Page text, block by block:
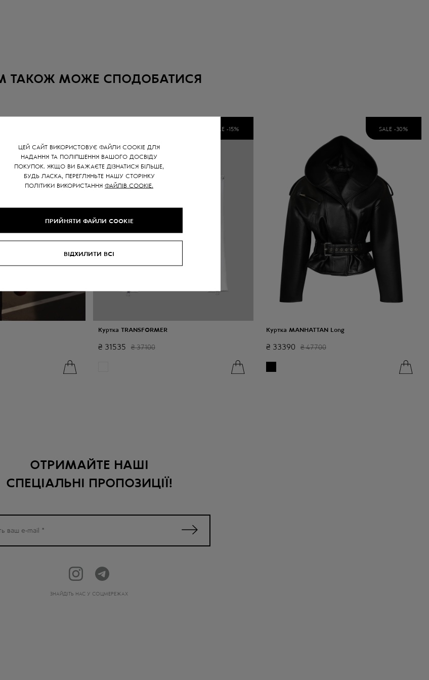
ЦЕЙ САЙТ ВИКОРИСТОВУЄ ФАЙЛИ COOKIE ДЛЯ
НАДАННЯ ТА ПОЛІПШЕННЯ ВАШОГО ДОСВІДУ
ПОКУПОК. ЯКЩО ВИ БАЖАЄТЕ ДІЗНАТИСЯ БІЛЬШЕ,
БУДЬ ЛАСКА, ПЕРЕГЛЯНЬТЕ НАШУ СТОРІНКУ
ПОЛІТИКИ ВИКОРИСТАННЯ ФАЙЛІВ COOKIE.
ПРИЙНЯТИ ФАЙЛИ COOKIE
ВІДХИЛИТИ ВСІ
ТАКОЖ МОЖЕ СПОДОБАТИСЯ
Куртка TRANSFORMER
₴ 31535 ₴ 37100
SALE -15%
Куртка MANHATTAN Long
₴ 33390 ₴ 47700
SALE -30%
ОТРИМАЙТЕ НАШІ
СПЕЦІАЛЬНІ ПРОПОЗИЦІЇ!
ЗНАЙДІТЬ НАС У СОЦМЕРЕЖАХ